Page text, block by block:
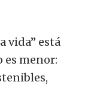
vida” está
es menor: